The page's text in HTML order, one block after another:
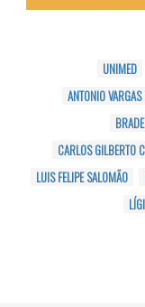
UNIMED
ANTONIO
CARLOS GILBERTO
LUIS FELIPE SALOMÃO